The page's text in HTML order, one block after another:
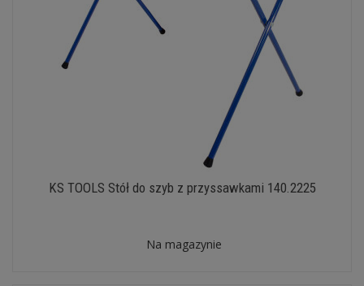
KS TOOLS Stół do szyb z przyssawkami 140.2225
Na magazynie